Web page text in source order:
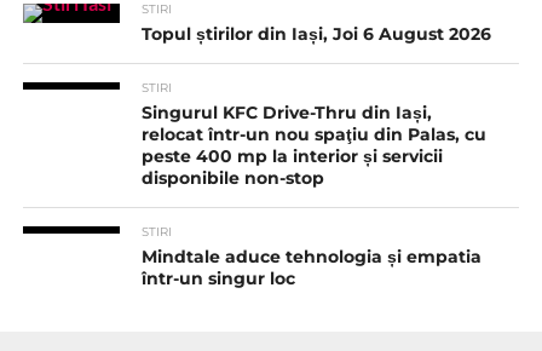
STIRI
Topul știrilor din Iași, Joi 6 August 2026
STIRI
Singurul KFC Drive-Thru din Iași,
relocat într-un nou spaţiu din Palas, cu
peste 400 mp la interior și servicii
disponibile non-stop
STIRI
Mindtale aduce tehnologia și empatia
într-un singur loc